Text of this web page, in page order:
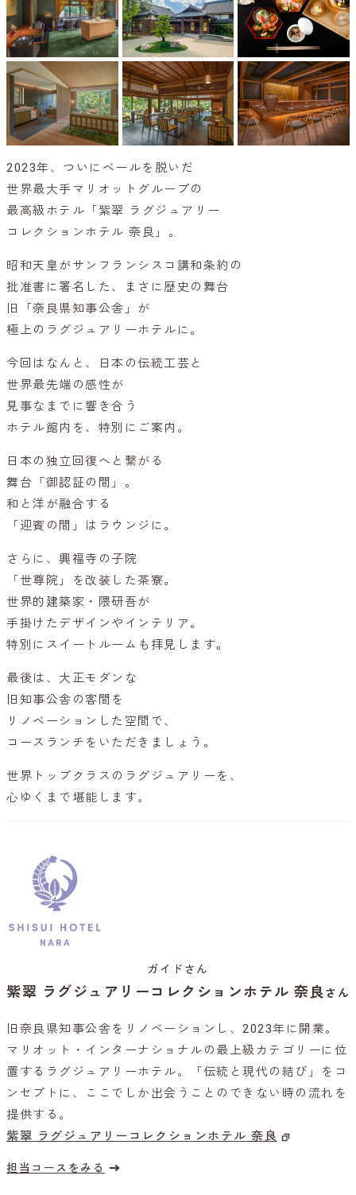
2023年、ついにベールを脱いだ
世界最大手マリオットグループの
最高級ホテル「紫翠 ラグジュアリー
コレクションホテル 奈良」。
昭和天皇がサンフランシスコ講和条約の
批准書に署名した、まさに歴史の舞台
旧「奈良県知事公舎」が
極上のラグジュアリーホテルに。
今回はなんと、日本の伝統工芸と
世界最先端の感性が
見事なまでに響き合う
ホテル館内を、特別にご案内。
日本の独立回復へと繋がる
舞台「御認証の間」。
和と洋が融合する
「迎賓の間」はラウンジに。
さらに、興福寺の子院
「世尊院」を改装した茶寮。
世界的建築家・隈研吾が
手掛けたデザインやインテリア。
特別にスイートルームも拝見します。
最後は、大正モダンな
旧知事公舎の客間を
リノベーションした空間で、
コースランチをいただきましょう。
世界トップクラスのラグジュアリーを、
心ゆくまで堪能します。
ガイドさん
紫翠 ラグジュアリーコレクションホテル 奈良 さん
旧奈良県知事公舎をリノベーションし、2023年に開業。
マリオット・インターナショナルの最上級カテゴリーに位
置するラグジュアリーホテル。「伝統と現代の結び」をコ
ンセプトに、ここでしか出会うことのできない時の流れを
提供する。
紫翠 ラグジュアリーコレクションホテル 奈良
担当コースをみる